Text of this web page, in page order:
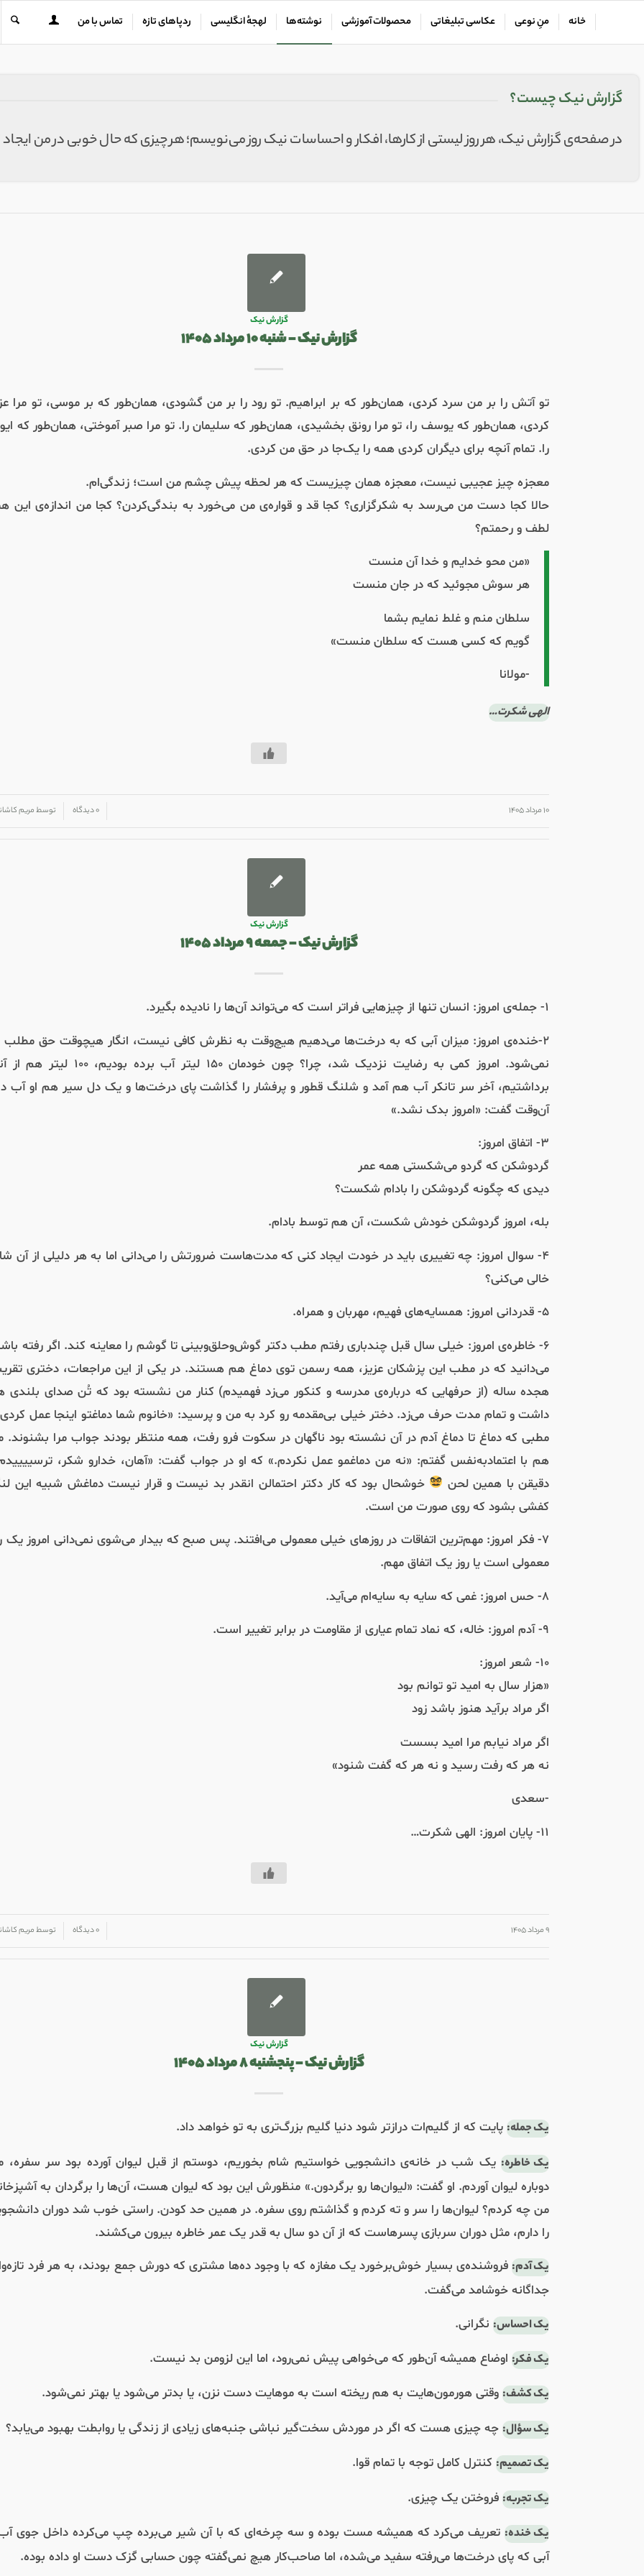
خانه منِ نوعی عکاسی تبلیغاتی محصولات آموزشی نوشته‌ها لهجهٔ انگلیسی ردپاهای تازه تماس با من
گزارش نیک چیست؟
در صفحه‌ی گزارش نیک، هر روز لیستی از کارها، افکار و احساسات نیک روز می‌نویسم؛ هر چیزی که حال خوبی در من
گزارش نیک
گزارش نیک – شنبه ۱۰ مرداد ۱۴۰۵
تو آتش را بر من سرد کردی، همان‌طور که بر ابراهیم. تو رود را بر من گشودی، همان‌طور که بر موسی، تو مرا
کردی، همان‌طور که یوسف را، تو مرا رونق بخشیدی، همان‌طور که سلیمان را. تو مرا صبر آموختی، همان‌طور که
را. تمام آنچه برای دیگران کردی همه را یک‌جا در حق من کردی.
معجزه چیز عجیبی نیست، معجزه همان چیزیست که هر لحظه پیش چشم من است؛ زندگی‌‌ام.
حالا کجا دست من می‌رسد به شکرگزاری؟ کجا قد و قواره‌ی من می‌‌خورد به بندگی‌کردن؟ کجا من اندازه‌ی این
لطف و رحمتم؟
«من محو خدایم و خدا آن منست
هر سوش مجوئید که در جان منست
سلطان منم و غلط نمایم بشما
گویم که کسی هست که سلطان منست»
-مولانا
الهی شکرت…
۱۰ مرداد ۱۴۰۵ ۰ دیدگاه توسطمریم
گزارش نیک
گزارش نیک – جمعه ۹ مرداد ۱۴۰۵
۱- جمله‌ی امروز: انسان تنها از چیزهایی فراتر است که می‌تواند آن‌ها را نادیده بگیرد.
۲-خنده‌ی امروز: میزان آبی که به درخت‌ها می‌دهیم هیچ‌وقت به نظرش کافی نیست، انگار هیچوقت حق مطلب
نمی‌شود. امروز کمی به رضایت نزدیک شد، چرا؟ چون خودمان ۱۵۰ لیتر آب برده بودیم،
برداشتیم، آخر سر تانکر آب هم آمد و شلنگ قطور و پرفشار را گذاشت پای درخت‌ها و یک دل سیر هم او آب
آن‌وقت گفت: «امروز بدک نشد.»
۳- اتفاق امروز:
گردوشکن که گردو می‌شکستی همه عمر
دیدی که چگونه گردوشکن را بادام شکست؟
بله، امروز گردوشکن خودش شکست، آن هم توسط بادام.
۴- سوال امروز: چه تغییری باید در خودت ایجاد کنی که مدت‌هاست ضرورتش را می‌دانی اما به هر دلیلی از آن
خالی می‌کنی؟
۵- قدردانی امروز: همسایه‌های فهیم، مهربان و همراه.
۶- خاطره‌ی امروز: خیلی سال قبل چندباری رفتم مطب دکتر گوش‌‌و‌حلق‌وبینی تا گوشم را معاینه کند. اگر رفته
می‌دانید که در مطب این پزشکان عزیز،‌ همه رسمن توی دماغ هم هستند. در یکی از این مراجعات، دختری
هجده ساله (از حرفهایی که درباره‌ی مدرسه و کنکور می‌زد فهمیدم) کنار من نشسته بود که تُن صدای بلندی
داشت و تمام مدت حرف می‌زد. دختر خیلی بی‌مقدمه رو کرد به من و پرسید: «خانوم شما دماغتو اینجا عمل
مطبی که دماغ تا دماغ آدم در آن نشسته بود ناگهان در سکوت فرو رفت، همه منتظر بودند جواب مرا بشنوند.
هم با اعتمادبه‌نفس گفتم: «نه من دماغمو عمل نکردم.» که او در جواب گفت: «آهان، خدارو شکر،
دقیقن با همین لحن
خوشحال بود که کار دکتر احتمالن انقدر بد نیست و قرار نیست دماغش شبیه این
کفشی بشود که روی صورت من است.
۷- فکر امروز: مهم‌ترین اتفاقات در روزهای خیلی معمولی می‌افتند. پس صبح که بیدار می‌شوی نمی‌دانی امروز یک
معمولی است یا روز یک اتفاق مهم.
۸- حس امروز: غمی که سایه‌ به‌ سایه‌‌ام می‌آید.
۹- آدم امروز: خاله، که نماد تمام عیاری از مقاومت در برابر تغییر است.
۱۰- شعر امروز:
«هزار سال به امید تو توانم بود
اگر مراد برآید هنوز باشد زود
اگر مراد نیابم مرا امید بسست
نه هر که رفت رسید و نه هر که گفت شنود»
-سعدی
۱۱- پایان امروز: الهی شکرت…
۹ مرداد ۱۴۰۵ ۰ دیدگاه توسطمریم
گزارش نیک
گزارش نیک – پنجشنبه ۸ مرداد ۱۴۰۵
یک جمله:پایت که از گلیم‌ات درازتر شود دنیا گلیم بزرگ‌تری به تو خواهد داد.
یک خاطره: یک شب در خانه‌ی دانشجویی خواستیم شام بخوریم، دوستم از قبل لیوان آورده بود سر سفره،
دوباره لیوان آوردم. او گفت: «لیوان‌ها رو برگردون.» منظورش این بود که لیوان هست، آن‌‌ها را برگردان به
من چه کردم؟ لیوان‌ها را سر و ته کردم و گذاشتم روی سفره. در همین حد کودن. راستی خوب شد دوران
را دارم، مثل دوران سربازی پسرهاست که از آن دو سال به قدر یک عمر خاطره بیرون می‌کشند.
یک آدم:فروشنده‌ی بسیار خوش‌برخورد یک مغازه که با وجود ده‌ها مشتری که دورش جمع بودند، به هر فرد
جداگانه خوشامد می‌گفت.
یک احساس:نگرانی.
یک فکر:اوضاع همیشه آن‌طور که می‌خواهی پیش نمی‌رود، اما این لزومن بد نیست.
یک کشف:وقتی هورمون‌هایت به هم ریخته است به موهایت دست نزن، یا بدتر می‌شود یا بهتر نمی‌شود.
یک سؤال:چه چیزی هست که اگر در موردش سخت‌گیر نباشی جنبه‌های زیادی از زندگی یا روابطت بهبود می‌یابد؟
یک تصمیم:کنترل کامل توجه با تمام قوا.
یک تجربه:فروختن یک چیزی.
یک خنده:تعریف می‌کرد که همیشه مست بوده و سه چرخه‌ای که با آن شیر می‌برده چپ می‌کرده داخل جوی
آبی که پای درخت‌ها می‌رفته سفید می‌شده، اما صاحب‌کار هیچ نمی‌گفته چون حسابی گزک دست او داده بوده.